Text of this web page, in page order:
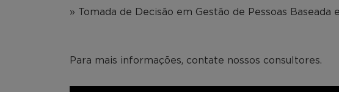
» Tomada de Decisão em Gestão de Pessoas Baseada
Para mais informações, contate nossos consultores.